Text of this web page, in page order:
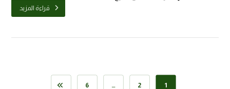
قراءة المزيد
1
2
…
6